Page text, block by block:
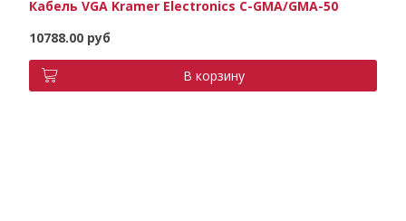
Кабель VGA Kramer Electronics C-GMA/GMA-50
10788.00 руб
В корзину